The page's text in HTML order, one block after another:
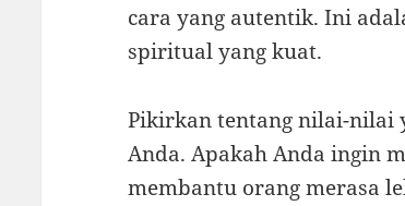
cara yang autentik. Ini
spiritual yang kuat.
Pikirkan tentang nilai-nilai
Anda. Apakah Anda ingin
membantu orang merasa